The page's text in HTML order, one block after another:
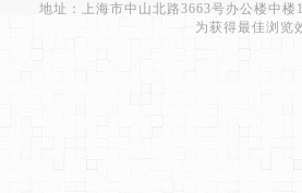
地址：上海市中山北路3663号办公楼中楼
为获得最佳浏览